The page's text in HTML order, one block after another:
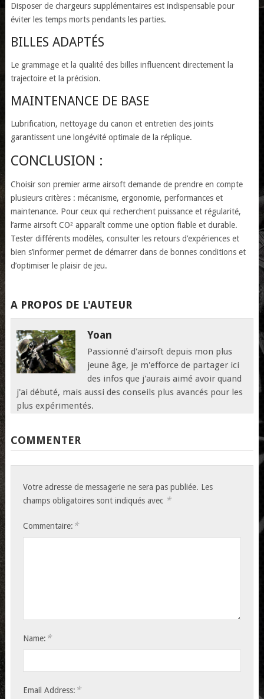
Disposer de chargeurs supplémentaires est indispensable pour
éviter les temps morts pendants les parties.
BILLES ADAPTÉS
Le grammage et la qualité des billes influencent directement la
trajectoire et la précision.
MAINTENANCE DE BASE
Lubrification, nettoyage du canon et entretien des joints
garantissent une longévité optimale de la réplique.
CONCLUSION :
Choisir son premier arme airsoft demande de prendre en compte
plusieurs critères : mécanisme, ergonomie, performances et
maintenance. Pour ceux qui recherchent puissance et régularité,
l’arme airsoft CO² apparaît comme une option fiable et durable.
Tester différents modèles, consulter les retours d’expériences et
bien s’informer permet de démarrer dans de bonnes conditions et
d’optimiser le plaisir de jeu.
A PROPOS DE L'AUTEUR
Yoan
Passionné d'airsoft depuis mon plus
jeune âge, je m'efforce de partager ici
des infos que j'aurais aimé avoir quand
j'ai débuté, mais aussi des conseils plus avancés pour les
plus expérimentés.
COMMENTER
Votre adresse de messagerie ne sera pas publiée. Les
champs obligatoires sont indiqués avec *
Commentaire: *
Name: *
Email Address: *